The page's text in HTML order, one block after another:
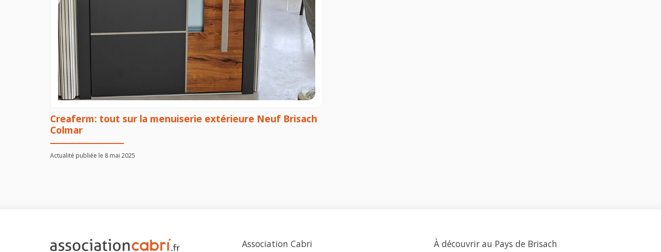
Creaferm: tout sur la menuiserie extérieure Neuf Brisach
Colmar
Actualité publiée le 8 mai 2025
Association Cabri À découvrir au Pays de Brisach